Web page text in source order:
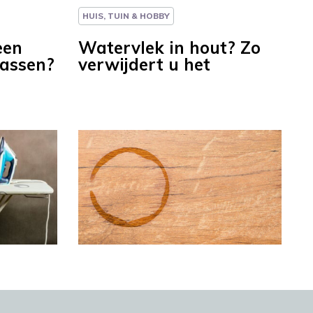
HUIS, TUIN & HOBBY
Watervlek in hout? Zo
verwijdert u het